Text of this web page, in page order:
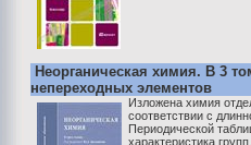
Неорганическая химия. В 3
непереходных элементов
Изложена химия
соответствии с
Периодической
характеристика